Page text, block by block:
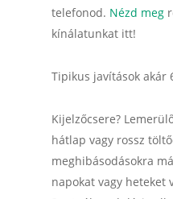
telefonod. Nézd meg
kínálatunkat itt!
Tipikus javítások akár
Kijelzőcsere?
hátlap vagy rossz
meghibásodásokra
napokat vagy heteket